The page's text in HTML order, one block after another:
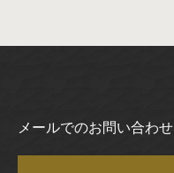
メールでのお問い合わせ